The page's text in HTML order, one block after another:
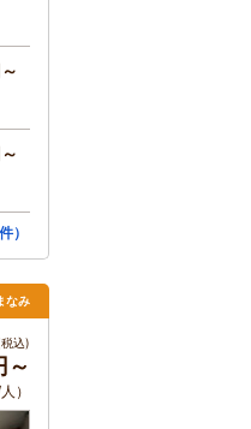
）
なみ
込)
）